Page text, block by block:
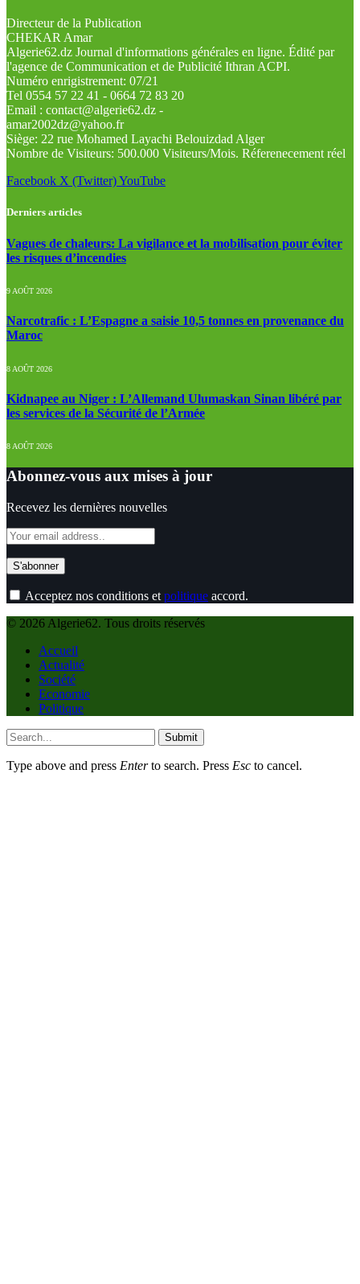
Directeur de la Publication
CHEKAR Amar
Algerie62.dz Journal d'informations générales en ligne. Édité par
l'agence de Communication et de Publicité Ithran ACPI.
Numéro enrigistrement: 07/21
Tel 0554 57 22 41 - 0664 72 83 20
Email : contact@algerie62.dz -
amar2002dz@yahoo.fr
Siège: 22 rue Mohamed Layachi Belouizdad Alger
Nombre de Visiteurs: 500.000 Visiteurs/Mois. Réferenecement réel
Facebook X (Twitter)YouTube
Derniers articles
Vagues de chaleurs: La vigilance et la mobilisation pour éviter
les risques d’incendies
9 AOÛT 2026
Narcotrafic : L’Espagne a saisie 10,5 tonnes en provenance du
Maroc
8 AOÛT 2026
Kidnapee au Niger : L’Allemand Ulumaskan Sinan libéré par
les services de la Sécurité de l’Armée
8 AOÛT 2026
Abonnez-vous aux mises à jour
Recevez les dernières nouvelles
Acceptez nos conditions et politique accord.
© 2026 Algerie62. Tous droits réservés
Accueil
Actualité
Société
Economie
Politique
Submit
Type above and press Enterto search. Press Esc to cancel.